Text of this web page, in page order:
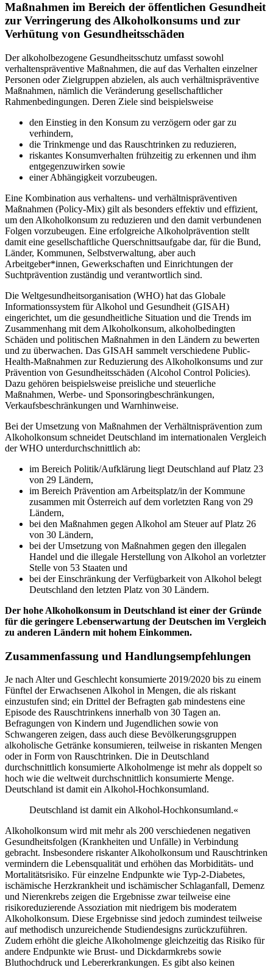
Maßnahmen im Bereich der öffentlichen Gesundheit
zur Verringerung des Alkoholkonsums und zur
Verhütung von Gesundheitsschäden
Der alkoholbezogene Gesundheitsschutz umfasst sowohl
verhaltenspräventive Maßnahmen, die auf das Verhalten einzelner
Personen oder Zielgruppen abzielen, als auch verhältnispräventive
Maßnahmen, nämlich die Veränderung gesellschaftlicher
Rahmenbedingungen. Deren Ziele sind beispielsweise
den Einstieg in den Konsum zu verzögern oder gar zu
verhindern,
die Trinkmenge und das Rauschtrinken zu reduzieren,
riskantes Konsumverhalten frühzeitig zu erkennen und ihm
entgegenzuwirken sowie
einer Abhängigkeit vorzubeugen.
Eine Kombination aus verhaltens- und verhältnispräventiven
Maßnahmen (Policy-Mix) gilt als besonders effektiv und effizient,
um den Alkoholkonsum zu reduzieren und den damit verbundenen
Folgen vorzubeugen. Eine erfolgreiche Alkoholprävention stellt
damit eine gesellschaftliche Querschnittsaufgabe dar, für die Bund,
Länder, Kommunen, Selbstverwaltung, aber auch
Arbeitgeber*innen, Gewerkschaften und Einrichtungen der
Suchtprävention zuständig und verantwortlich sind.
Die Weltgesundheitsorganisation (WHO) hat das Globale
Informationssystem für Alkohol und Gesundheit (GISAH)
eingerichtet, um die gesundheitliche Situation und die Trends im
Zusammenhang mit dem Alkoholkonsum, alkoholbedingten
Schäden und politischen Maßnahmen in den Ländern zu bewerten
und zu überwachen. Das GISAH sammelt verschiedene Public-
Health-Maßnahmen zur Reduzierung des Alkoholkonsums und zur
Prävention von Gesundheitsschäden (Alcohol Control Policies).
Dazu gehören beispielsweise preisliche und steuerliche
Maßnahmen, Werbe- und Sponsoringbeschränkungen,
Verkaufsbeschränkungen und Warnhinweise.
Bei der Umsetzung von Maßnahmen der Verhältnisprävention zum
Alkoholkonsum schneidet Deutschland im internationalen Vergleich
der WHO unterdurchschnittlich ab:
im Bereich Politik/Aufklärung liegt Deutschland auf Platz 23
von 29 Ländern,
im Bereich Prävention am Arbeitsplatz/in der Kommune
zusammen mit Österreich auf dem vorletzten Rang von 29
Ländern,
bei den Maßnahmen gegen Alkohol am Steuer auf Platz 26
von 30 Ländern,
bei der Umsetzung von Maßnahmen gegen den illegalen
Handel und die illegale Herstellung von Alkohol an vorletzter
Stelle von 53 Staaten und
bei der Einschränkung der Verfügbarkeit von Alkohol belegt
Deutschland den letzten Platz von 30 Ländern.
Der hohe Alkoholkonsum in Deutschland ist einer der Gründe
für die geringere Lebenserwartung der Deutschen im Vergleich
zu anderen Ländern mit hohem Einkommen.
Zusammenfassung und Handlungsempfehlungen
Je nach Alter und Geschlecht konsumierte 2019/2020 bis zu einem
Fünftel der Erwachsenen Alkohol in Mengen, die als riskant
einzustufen sind; ein Drittel der Befragten gab mindestens eine
Episode des Rauschtrinkens innerhalb von 30 Tagen an.
Befragungen von Kindern und Jugendlichen sowie von
Schwangeren zeigen, dass auch diese Bevölkerungsgruppen
alkoholische Getränke konsumieren, teilweise in riskanten Mengen
oder in Form von Rauschtrinken. Die in Deutschland
durchschnittlich konsumierte Alkoholmenge ist mehr als doppelt so
hoch wie die weltweit durchschnittlich konsumierte Menge.
Deutschland ist damit ein Alkohol-Hochkonsumland.
Deutschland ist damit ein Alkohol-Hochkonsumland.«
Alkoholkonsum wird mit mehr als 200 verschiedenen negativen
Gesundheitsfolgen (Krankheiten und Unfälle) in Verbindung
gebracht. Insbesondere riskanter Alkoholkonsum und Rauschtrinken
vermindern die Lebensqualität und erhöhen das Morbiditäts- und
Mortalitätsrisiko. Für einzelne Endpunkte wie Typ-2-Diabetes,
ischämische Herzkrankheit und ischämischer Schlaganfall, Demenz
und Nierenkrebs zeigen die Ergebnisse zwar teilweise eine
risikoreduzierende Assoziation mit niedrigem bis moderatem
Alkoholkonsum. Diese Ergebnisse sind jedoch zumindest teilweise
auf methodisch unzureichende Studiendesigns zurückzuführen.
Zudem erhöht die gleiche Alkoholmenge gleichzeitig das Risiko für
andere Endpunkte wie Brust- und Dickdarmkrebs sowie
Bluthochdruck und Lebererkrankungen. Es gibt also keinen